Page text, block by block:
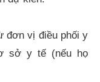
đơn vị điều phối y
sở y tế (nếu họ